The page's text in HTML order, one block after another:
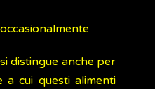
distingue anche per
cui questi alimenti